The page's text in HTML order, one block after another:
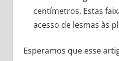
centímetros. Estas
acesso de lesmas às
Esperamos que esse